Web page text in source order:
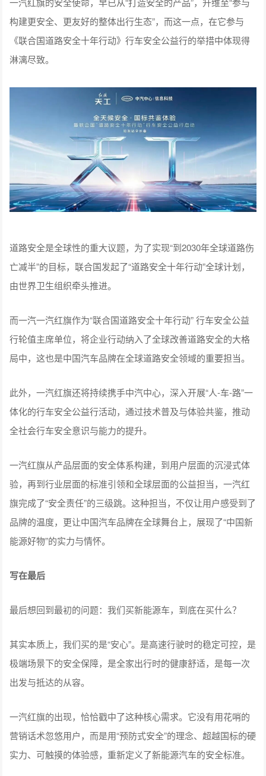
构建更安全、更友好的整体出行生态”，而这一点，在它参与
《联合国道路安全十年行动》行车安全公益行的举措中体现得
淋漓尽致。
道路安全是全球性的重大议题，为了实现“到2030年全球道路伤
亡减半”的目标，联合国发起了“道路安全十年行动”全球计划，
由世界卫生组织牵头推进。
而一汽一汽红旗作为“联合国道路安全十年行动” 行车安全公益
行轮值主席单位，将企业行动纳入了全球改善道路安全的大格
局中，这也是中国汽车品牌在全球道路安全领域的重要担当。
此外，一汽红旗还将持续携手中汽中心，深入开展“人-车-路”一
体化的行车安全公益行活动，通过技术普及与体验共鉴，推动
全社会行车安全意识与能力的提升。
一汽红旗从产品层面的安全体系构建，到用户层面的沉浸式体
验，再到行业层面的标准引领和全球层面的公益担当，一汽红
旗完成了“安全责任”的三级跳。这种担当，不仅让用户感受到了
品牌的温度，更让中国汽车品牌在全球舞台上，展现了“中国新
能源好物”的实力与情怀。
写在最后
最后想回到最初的问题：我们买新能源车，到底在买什么？
其实本质上，我们买的是“安心”。是高速行驶时的稳定可控，是
极端场景下的安全保障，是全家出行时的健康舒适，是每一次
出发与抵达的从容。
一汽红旗的出现，恰恰戳中了这种核心需求。它没有用花哨的
营销话术忽悠用户，而是用“预防式安全”的理念、超越国标的硬
实力、可触摸的体验感，重新定义了新能源汽车的安全标准。